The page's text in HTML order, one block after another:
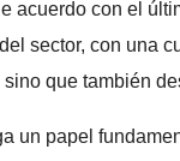
con el
sector, con
que también
un papel